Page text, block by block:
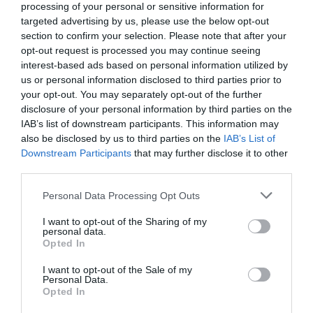
processing of your personal or sensitive information for
targeted advertising by us, please use the below opt-out
section to confirm your selection. Please note that after your
opt-out request is processed you may continue seeing
interest-based ads based on personal information utilized by
us or personal information disclosed to third parties prior to
your opt-out. You may separately opt-out of the further
disclosure of your personal information by third parties on the
IAB’s list of downstream participants. This information may
also be disclosed by us to third parties on the IAB’s List of
Downstream Participants that may further disclose it to other
Please note that this website/app uses one or more Google
not limited to your visit or usage behaviour. You may click to
grant or deny consent to Google and its third-party tags to
use your data for below specified purposes in below Google
consent section.
Personal Data Processing Opt Outs
I want to opt-out of the Sharing of my
personal data.
Opted In
I want to opt-out of the Sale of my
Personal Data.
Opted In
➤ Δημιουργός του “My Number One” για Ακύλα: “Τον
ανέβασαν και μέσα σε έναν μήνα τον έκαναν Θεό”
ΡΟΗ ΕΙΔΗΣΕΩΝ
Βάλια Χατζηθεοδώρου: Διακοπές στη